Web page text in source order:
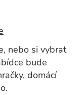
nebo si vybrat
bude
domácí